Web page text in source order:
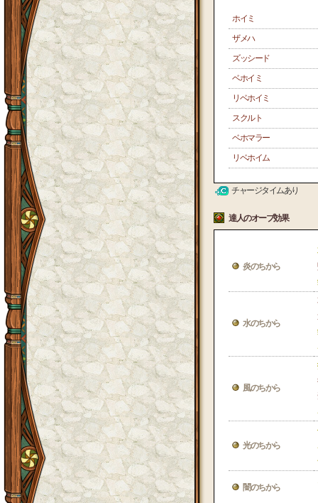
ホイミ
ザメハ
ズッシード
ベホイミ
リベホイミ
スクルト
ベホマラー
リベホイム
チャージタイムあり
達人のオーブ効果
炎のちから
水のちから
風のちから
光のちから
闇のちから